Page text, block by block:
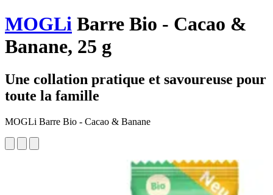
MOGLi Barre Bio - Cacao &
Banane, 25 g
Une collation pratique et savoureuse pour
toute la famille
MOGLi Barre Bio - Cacao & Banane